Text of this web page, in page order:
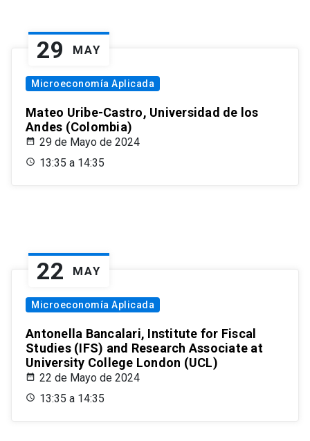
29 MAY
Microeconomía Aplicada
Mateo Uribe-Castro, Universidad de los
Andes (Colombia)
29 de Mayo de 2024
13:35 a 14:35
22 MAY
Microeconomía Aplicada
Antonella Bancalari, Institute for Fiscal
Studies (IFS) and Research Associate at
University College London (UCL)
22 de Mayo de 2024
13:35 a 14:35